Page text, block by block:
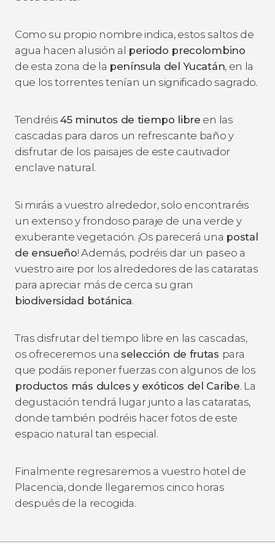
Como su propio nombre indica, estos saltos de
agua hacen alusión al periodo precolombino
de esta zona de la península del Yucatán, en la
que los torrentes tenían un significado sagrado.
Tendréis45 minutos de tiempo libre en las
cascadas para daros un refrescante baño y
disfrutar de los paisajes de este cautivador
enclave natural.
Si miráis a vuestro alrededor, solo encontraréis
un extenso y frondoso paraje de una verde y
exuberante vegetación. ¡Os parecerá una postal
de ensueño! Además, podréis dar un paseo a
vuestro aire por los alrededores de las cataratas
para apreciar más de cerca su gran
biodiversidad botánica.
Tras disfrutar del tiempo libre en las cascadas,
os ofreceremos una selección de frutas para
que podáis reponer fuerzas con algunos de los
productos más dulces y exóticos del Caribe. La
degustación tendrá lugar junto a las cataratas,
donde también podréis hacer fotos de este
espacio natural tan especial.
Finalmente regresaremos a vuestro hotel de
Placencia, donde llegaremos cinco horas
después de la recogida.